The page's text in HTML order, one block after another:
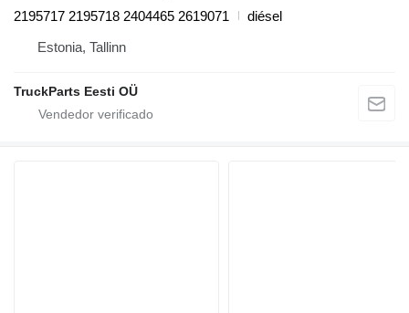
2195717 2195718 2404465 2619071
diésel
Estonia, Tallinn
TruckParts Eesti OÜ